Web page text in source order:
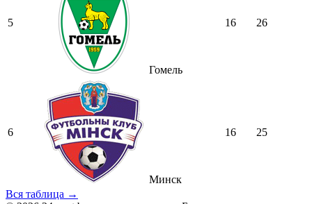
5
Гомель
16 26
6
Минск
16 25
Вся таблица →